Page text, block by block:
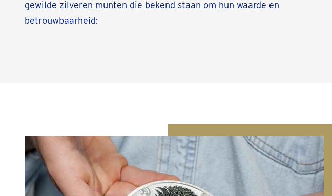
gewilde zilveren munten die bekend staan om hun waarde en
betrouwbaarheid: